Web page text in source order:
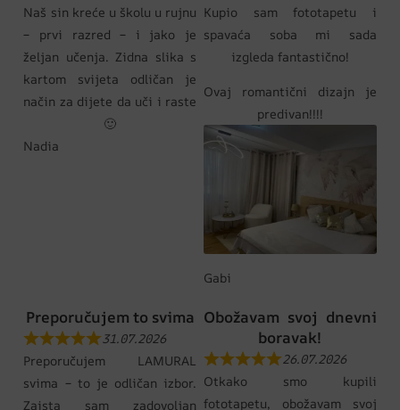
Naš sin kreće u školu u rujnu
– prvi razred – i jako je
željan učenja. Zidna slika s
kartom svijeta odličan je
način za dijete da uči i raste
🙂
Nadia
Kupio sam fototapetu i
spavaća soba mi sada
izgleda fantastično!
Ovaj romantični dizajn je
predivan!!!!
Gabi
Preporučujem to svima
31.07.2026
Preporučujem LAMURAL
svima – to je odličan izbor.
Zaista sam zadovoljan
Obožavam svoj dnevni
boravak!
26.07.2026
Otkako smo kupili
fototapetu, obožavam svoj